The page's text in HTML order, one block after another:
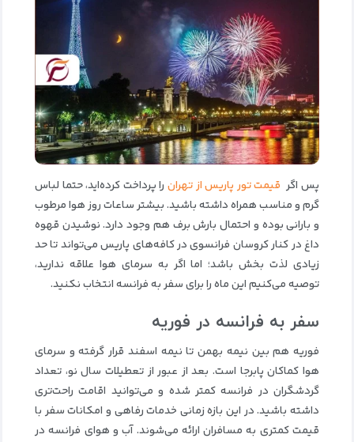
پس اگر قیمت تور پاریس از تهران را پرداخت کرده‌اید، حتما لباس
گرم و مناسب همراه داشته باشید. بیشتر ساعات روز هوا مرطوب
و بارانی بوده و احتمال بارش برف هم وجود دارد. نوشیدن قهوه
داغ در کنار کروسان فرانسوی در کافه‌های پاریس می‌تواند تا حد
زیادی لذت‌ بخش باشد؛ اما اگر به سرمای هوا علاقه ندارید،
توصیه می‌کنیم این ماه را برای سفر به فرانسه انتخاب نکنید.
سفر به فرانسه در فوریه
فوریه هم بین نیمه بهمن تا نیمه اسفند قرار گرفته و سرمای
هوا کماکان پابرجا است. بعد از عبور از تعطیلات سال نو، تعداد
گردشگران در فرانسه کمتر شده و می‌توانید اقامت راحت‌تری
داشته باشید. در این بازه زمانی خدمات رفاهی و امکانات سفر با
قیمت کمتری به مسافران ارائه می‌شوند. آب و هوای فرانسه در